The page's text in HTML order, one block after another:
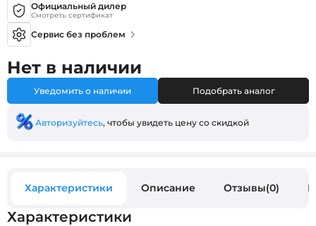
Официальный дилер
Смотреть сертификат
Сервис без проблем
Нет в наличии
Уведомить о наличии Подобрать аналог
Авторизуйтесь, чтобы увидеть цену со скидкой
Характеристики Описание Отзывы(0)
Характеристики